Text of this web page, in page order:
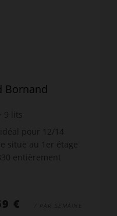
Bornand
9
lits
pour 12/14
situe au 1er étage
entièrement
€ / PAR SEMAINE